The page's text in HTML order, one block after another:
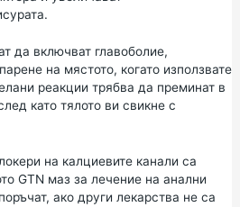
да включват главоболие,
на мястото, когато използвате
реакции трябва да преминат в
като тялото ви свикне с
на калциевите канали са
GTN маз за лечение на анални
ако други лекарства не са